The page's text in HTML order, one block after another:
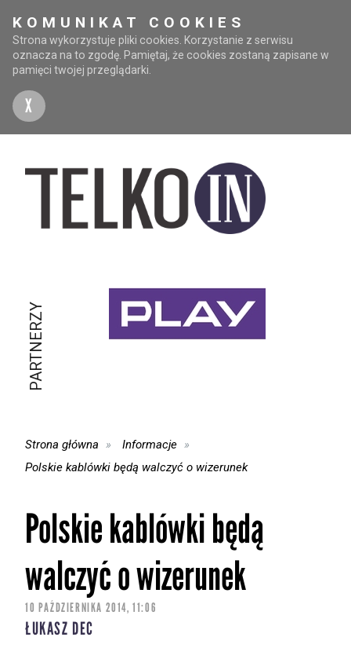
KOMUNIKAT COOKIES
Strona wykorzystuje pliki cookies. Korzystanie z serwisu
oznacza na to zgodę. Pamiętaj, że cookies zostaną zapisane w
pamięci twojej przeglądarki.
X
PARTNERZY
Strona główna
Informacje
Polskie kablówki będą walczyć o wizerunek
Polskie kablówki będą
walczyć o wizerunek
10 PAŹDZIERNIKA 2014, 11:06
ŁUKASZ DEC